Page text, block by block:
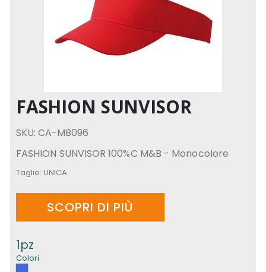
FASHION SUNVISOR
SKU: CA-MB096
FASHION SUNVISOR 100%C M&B - Monocolore
Taglie: UNICA
SCOPRI DI PIÙ
1pz
Colori